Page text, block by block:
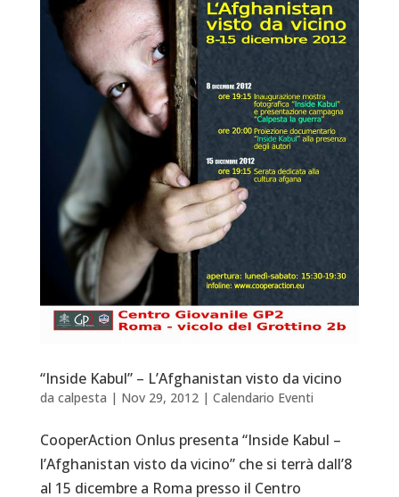
“Inside Kabul” – L’Afghanistan visto da vicino
da calpesta | Nov 29, 2012| Calendario Eventi
CooperAction Onlus presenta “Inside Kabul –
l’Afghanistan visto da vicino” che si terrà dall’8
al 15 dicembre a Roma presso il Centro